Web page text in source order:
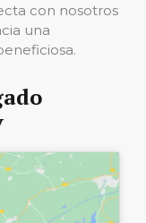
con nosotros
una